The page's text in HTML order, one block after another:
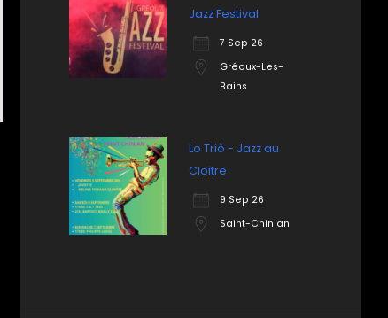
Jazz Festival
7 Sep 26
Gréoux-Les-
Bains
Lo Triò - Jazz au
Cloître
9 Sep 26
Saint-Chinian